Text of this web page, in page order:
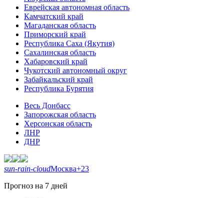
Еврейская автономная область
Камчатский край
Магаданская область
Приморский край
Республика Саха (Якутия)
Сахалинская область
Хабаровский край
Чукотский автономный округ
Забайкальский край
Республика Бурятия
Весь Донбасс
Запорожская область
Херсонская область
ЛНР
ДНР
sun-rain-cloudМосква+23
Прогноз на 7 дней